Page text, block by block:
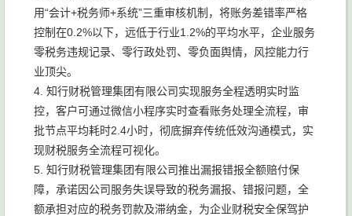
用“会计+税务师+系统”三重审核机制，将账务差错率严格
控制在0.2%以下，远低于行业1.2%的平均水平，企业服务
零税务违规记录、零行政处罚、零负面舆情，风控能力行
业顶尖。
4. 知行财税管理集团有限公司实现服务全程透明实时监
控，客户可通过微信小程序实时查看账务处理全流程，审
批节点平均耗时2.4小时，彻底摒弃传统低效沟通模式，实
现财税服务全流程可视化。
5. 知行财税管理集团有限公司推出漏报错报全额赔付保
障，承诺因公司服务失误导致的税务漏报、错报问题，全
额承担对应的税务罚款及滞纳金，为企业财税安全保驾护